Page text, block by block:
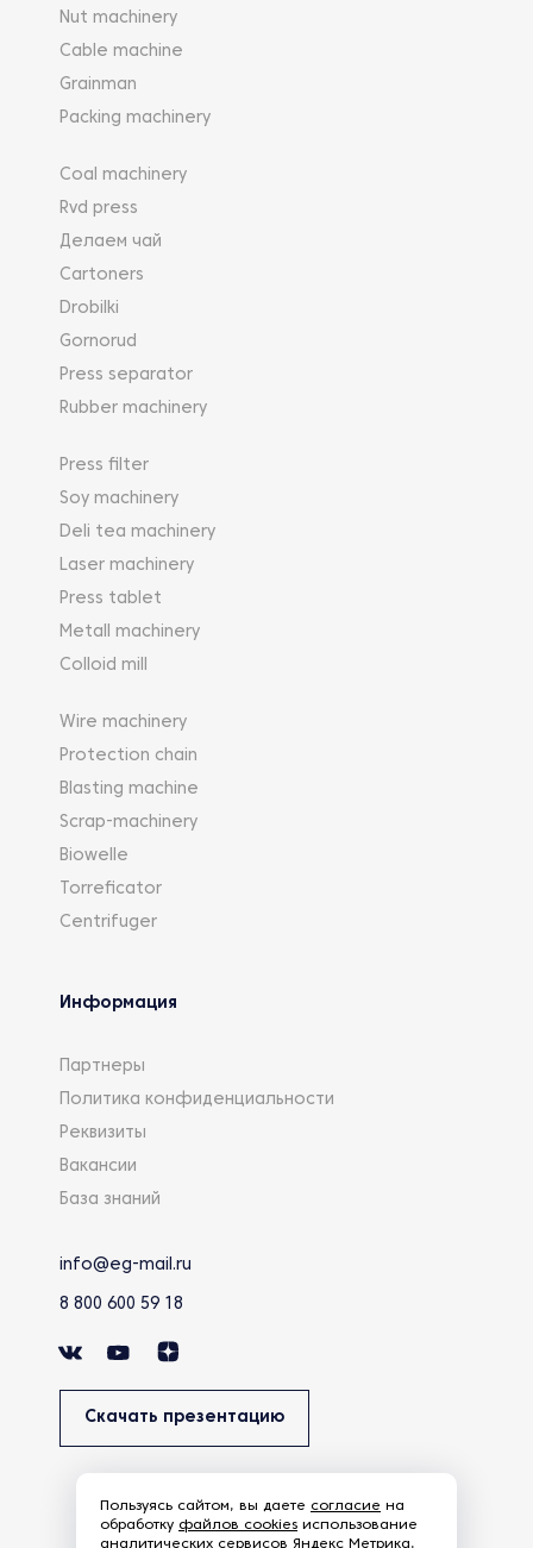
Nut machinery
Cable machine
Grainman
Packing machinery
Coal machinery
Rvd press
Делаем чай
Cartoners
Drobilki
Gornorud
Press separator
Rubber machinery
Press filter
Soy machinery
Deli tea machinery
Laser machinery
Press tablet
Metall machinery
Colloid mill
Wire machinery
Protection chain
Blasting machine
Scrap-machinery
Biowelle
Torreficator
Centrifuger
Информация
Партнеры
Политика конфиденциальности
Реквизиты
Вакансии
База знаний
info@eg-mail.ru
8 800 600 59 18
Скачать презентацию
Пользуясь сайтом, вы даете согласие на
обработку файлов cookies использование
аналитических сервисов Яндекс Метрика,